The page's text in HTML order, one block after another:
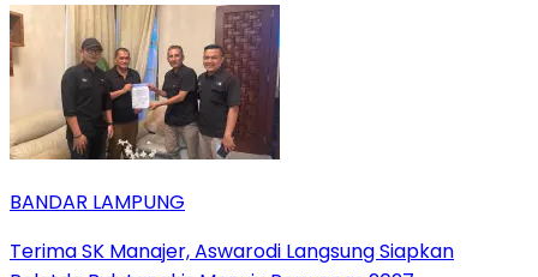
BANDAR LAMPUNG
Terima SK Manajer, Aswarodi Langsung Siapkan